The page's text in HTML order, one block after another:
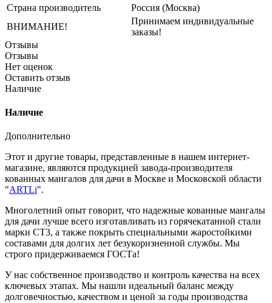
Страна производитель
Россия (Москва)
ВНИМАНИЕ!
Принимаем индивидуальные
заказы!
Отзывы
Отзывы
Нет оценок
Оставить отзыв
Наличие
Наличие
Дополнительно
Этот и другие товары, представленные в нашем интернет-
магазине, являются продукцией завода-производителя
кованных мангалов для дачи в Москве и Московской области
"ARTLi".
Многолетний опыт говорит, что надежные кованные мангалы
для дачи лучше всего изготавливать из горячекатанной стали
марки СТ3, а также покрыть специальными жаростойкими
составами для долгих лет безукоризненной службы. Мы
строго придерживаемся ГОСТа!
У нас собственное производство и контроль качества на всех
ключевых этапах. Мы нашли идеальный баланс между
долговечностью, качеством и ценой за годы производства